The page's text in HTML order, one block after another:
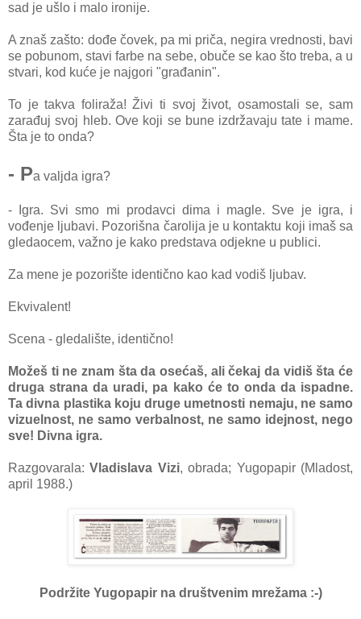
sad je ušlo i malo ironije.
A znaš zašto: dođe čovek, pa mi priča, negira vrednosti, bavi
se pobunom, stavi farbe na sebe, obuče se kao što treba, a u
stvari, kod kuće je najgori "građanin".
To je takva foliraža! Živi ti svoj život, osamostali se, sam
zarađuj svoj hleb. Ove koji se bune izdržavaju tate i mame.
Šta je to onda?
- Pa valjda igra?
- Igra. Svi smo mi prodavci dima i magle. Sve je igra, i
vođenje ljubavi. Pozorišna čarolija je u kontaktu koji imaš sa
gledaocem, važno je kako predstava odjekne u publici.
Za mene je pozorište identično kao kad vodiš ljubav.
Ekvivalent!
Scena - gledalište, identično!
Možeš ti ne znam šta da osećaš, ali čekaj da vidiš šta će
druga strana da uradi, pa kako će to onda da ispadne.
Ta divna plastika koju druge umetnosti nemaju, ne samo
vizuelnost, ne samo verbalnost, ne samo idejnost, nego
sve! Divna igra.
Razgovarala:Vladislava Vizi, obrada; Yugopapir (Mladost,
april 1988.)
Podržite Yugopapirna društvenim mrežama :-)